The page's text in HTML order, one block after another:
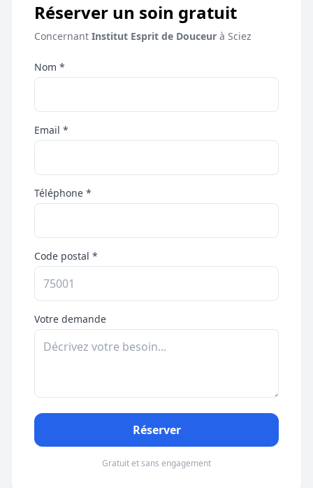
Réserver un soin gratuit
Concernant Institut Esprit de Douceur à Sciez
Nom *
Email *
Téléphone *
Code postal *
Votre demande
Réserver
Gratuit et sans engagement